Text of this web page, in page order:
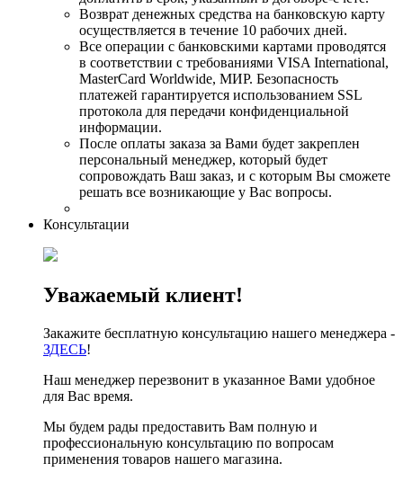
Возврат денежных средства на банковскую карту
осуществляется в течение 10 рабочих дней.
Все операции с банковскими картами проводятся
в соответствии с требованиями VISA International,
MasterCard Worldwide, МИР. Безопасность
платежей гарантируется использованием SSL
протокола для передачи конфиденциальной
информации.
После оплаты заказа за Вами будет закреплен
персональный менеджер, который будет
сопровождать Ваш заказ, и с которым Вы сможете
решать все возникающие у Вас вопросы.
Консультации
Уважаемый клиент!
Закажите бесплатную консультацию нашего менеджера -
ЗДЕСЬ!
Наш менеджер перезвонит в указанное Вами удобное
для Вас время.
Мы будем рады предоставить Вам полную и
профессиональную консультацию по вопросам
применения товаров нашего магазина.